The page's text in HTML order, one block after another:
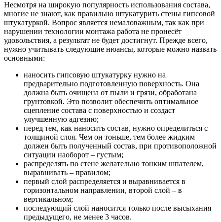
Несмотря на широкую популярность использования состава,
многие не знают, как правильно штукатурить стены гипсовой
штукатуркой. Вопрос является немаловажным, так как при
нарушении технологии монтажа работа не пронесёт
удовольствия, а результат не будет достигнут. Прежде всего,
нужно учитывать следующие нюансы, которые можно назвать
основными:
наносить гипсовую штукатурку нужно на
предварительно подготовленную поверхность. Она
должна быть очищена от пыли и грязи, обработана
грунтовкой. Это позволит обеспечить оптимальное
сцепление состава с поверхностью и создаст
улучшенную адгезию;
перед тем, как наносить состав, нужно определиться с
толщиной слоя. Чем он тоньше, тем более жидким
должен быть полученный состав, при противоположной
ситуации наоборот – густым;
распределять по стене желательно тонким шпателем,
выравнивать – правилом;
первый слой распределяется и выравнивается в
горизонтальном направлении, второй слой – в
вертикальном;
последующий слой наносится только после высыхания
предыдущего, не менее 3 часов.